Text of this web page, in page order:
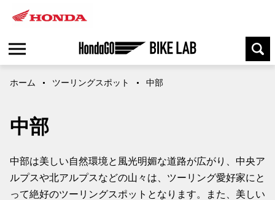
ホーム ツーリングスポット 中部
中部
中部は美しい自然環境と風光明媚な道路が広がり、中央ア
ルプスや北アルプスなどの山々は、ツーリング愛好家にと
って絶好のツーリングスポットとなります。また、美しい